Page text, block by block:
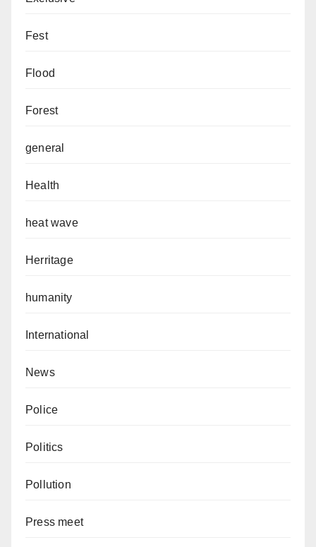
Fest
Flood
Forest
general
Health
heat wave
Herritage
humanity
International
News
Police
Politics
Pollution
Press meet